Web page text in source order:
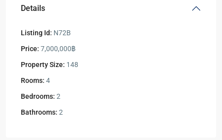
Details
Listing Id: N72B
Price: 7,000,000฿
Property Size: 148
Rooms: 4
Bedrooms: 2
Bathrooms: 2